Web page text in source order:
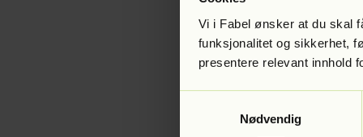
Vi i Fabel ønsker at du skal
funksjonalitet og sikkerhet,
presentere relevant innhold
Nødvendig
Application